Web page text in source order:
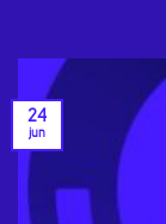
24
jun